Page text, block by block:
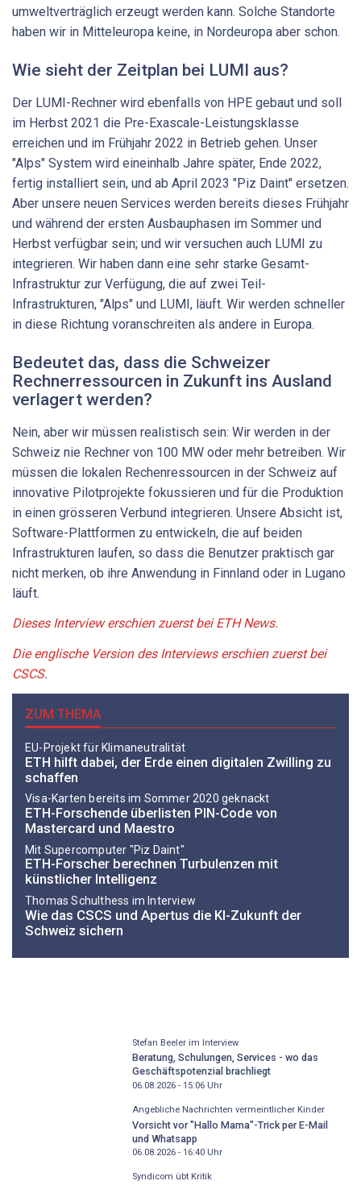
umweltverträglich erzeugt werden kann. Solche Standorte
haben wir in Mitteleuropa keine, in Nordeuropa aber schon.
Wie sieht der Zeitplan bei LUMI aus?
Der LUMI-​Rechner wird ebenfalls von HPE gebaut und soll
im Herbst 2021 die Pre-​Exascale-Leistungsklasse
erreichen und im Frühjahr 2022 in Betrieb gehen. Unser
"Alps" System wird eineinhalb Jahre später, Ende 2022,
fertig installiert sein, und ab April 2023 "Piz Daint" ersetzen.
Aber unsere neuen Services werden bereits dieses Frühjahr
und während der ersten Ausbauphasen im Sommer und
Herbst verfügbar sein; und wir versuchen auch LUMI zu
integrieren. Wir haben dann eine sehr starke Gesamt-​
Infrastruktur zur Verfügung, die auf zwei Teil-​
Infrastrukturen, "Alps" und LUMI, läuft. Wir werden schneller
in diese Richtung voranschreiten als andere in Europa.
Bedeutet das, dass die Schweizer
Rechnerressourcen in Zukunft ins Ausland
verlagert werden?
Nein, aber wir müssen realistisch sein: Wir werden in der
Schweiz nie Rechner von 100 MW oder mehr betreiben. Wir
müssen die lokalen Rechenressourcen in der Schweiz auf
innovative Pilotprojekte fokussieren und für die Produktion
in einen grösseren Verbund integrieren. Unsere Absicht ist,
Software-​Plattformen zu entwickeln, die auf beiden
Infrastrukturen laufen, so dass die Benutzer praktisch gar
nicht merken, ob ihre Anwendung in Finnland oder in Lugano
läuft.
Dieses Interview erschien zuerst bei ETH News.
Die englische Version des Interviews erschien zuerst bei
CSCS.
ZUM THEMA
EU-Projekt für Klimaneutralität
ETH hilft dabei, der Erde einen digitalen Zwilling zu
schaffen
Visa-Karten bereits im Sommer 2020 geknackt
ETH-Forschende überlisten PIN-Code von
Mastercard und Maestro
​Mit Supercomputer "Piz Daint"
ETH-Forscher berechnen Turbulenzen mit
künstlicher Intelligenz
Thomas Schulthess im Interview
Wie das CSCS und Apertus die KI-Zukunft der
Schweiz sichern
Stefan Beeler im Interview
Beratung, Schulungen, Services - wo das
Geschäftspotenzial brachliegt
06.08.2026 - 15:06Uhr
Angebliche Nachrichten vermeintlicher Kinder
Vorsicht vor "Hallo Mama"-Trick per E-Mail
und Whatsapp
06.08.2026 - 16:40Uhr
Syndicom übt Kritik